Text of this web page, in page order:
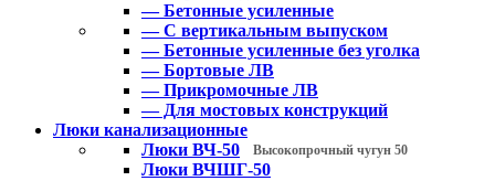
— Бетонные усиленные
— С вертикальным выпуском
— Бетонные усиленные без уголка
— Бортовые ЛВ
— Прикромочные ЛВ
— Для мостовых конструкций
Люки канализационные
Люки ВЧ-50
Высокопрочный чугун 50
Люки ВЧШГ-50